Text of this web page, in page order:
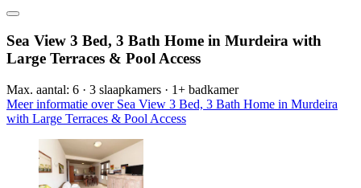
Sea View 3 Bed, 3 Bath Home in Murdeira with
Large Terraces & Pool Access
Max. aantal: 6 · 3 slaapkamers · 1+ badkamer
Meer informatie over Sea View 3 Bed, 3 Bath Home in Murdeira
with Large Terraces & Pool Access